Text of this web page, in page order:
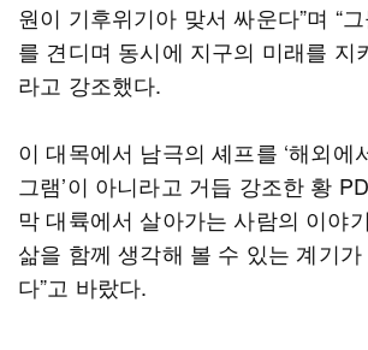
원이 기후위기아 맞서 싸운다”며 “
를 견디며 동시에 지구의 미래를 지
라고 강조했다.
이 대목에서 남극의 셰프를 ‘해외에
그램’이 아니라고 거듭 강조한 황
막 대륙에서 살아가는 사람의 이야
삶을 함께 생각해 볼 수 있는 계기
다”고 바랐다.